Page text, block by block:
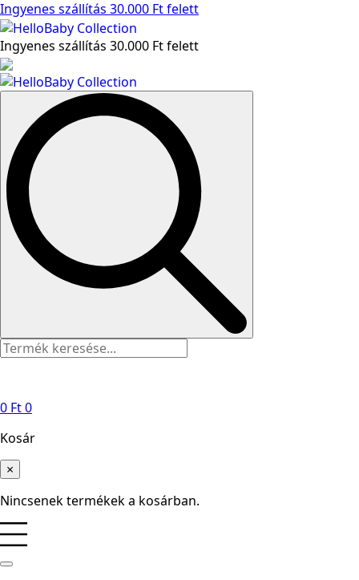
Ingyenes szállítás 30.000 Ft felett
Ingyenes szállítás 30.000 Ft felett
Search
0 Ft0
Kosár
×
Nincsenek termékek a kosárban.